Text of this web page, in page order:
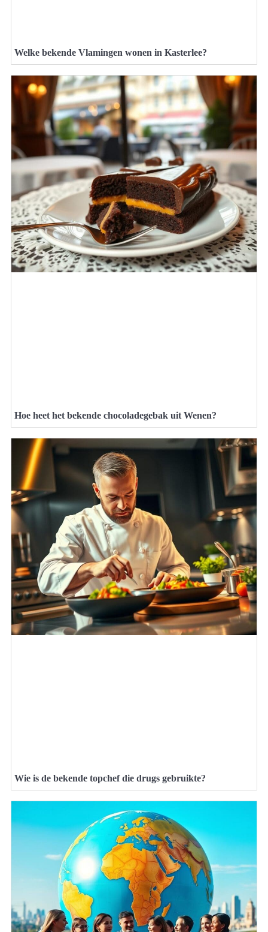
Welke bekende Vlamingen wonen in Kasterlee?
Hoe heet het bekende chocoladegebak uit Wenen?
Wie is de bekende topchef die drugs gebruikte?